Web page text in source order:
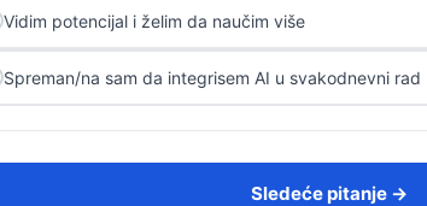
Vidim potencijal i želim da naučim više
Spreman/na sam da integrisem AI u svakodnevni rad
Sledeće pitanje →